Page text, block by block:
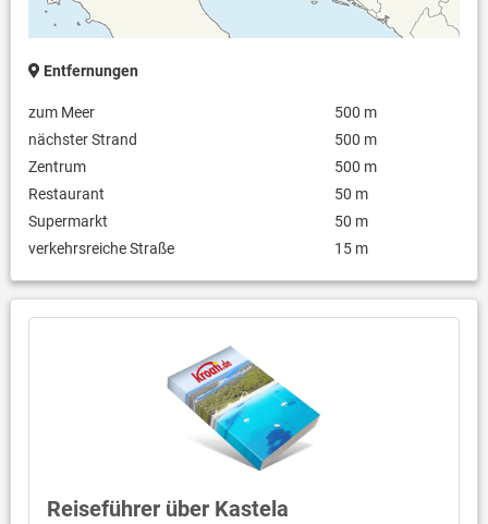
Entfernungen
zum Meer
500 m
nächster Strand
500 m
Zentrum
500 m
Restaurant
50 m
Supermarkt
50 m
verkehrsreiche Straße
15 m
Reiseführer über Kastela